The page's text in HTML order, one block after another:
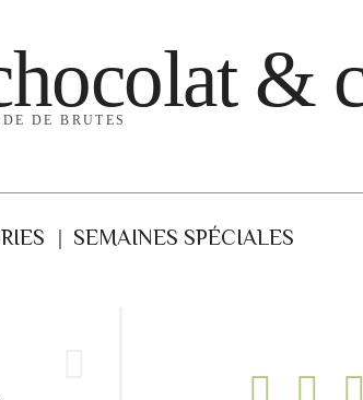
&
DE BRUTES
SEMAINES SPÉCIALES